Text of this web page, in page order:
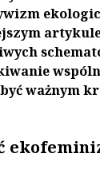
ważnym